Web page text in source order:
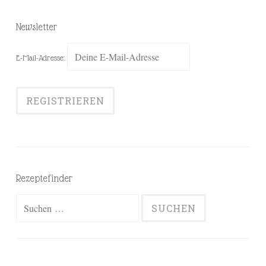
Newsletter
E-Mail-Adresse:
Rezeptefinder